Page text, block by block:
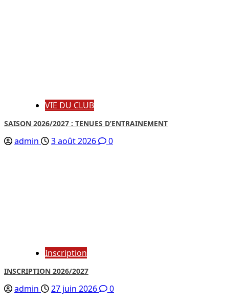
VIE DU CLUB
SAISON 2026/2027 : TENUES D’ENTRAINEMENT
admin 3 août 2026 0
Inscription
INSCRIPTION 2026/2027
admin 27 juin 2026 0